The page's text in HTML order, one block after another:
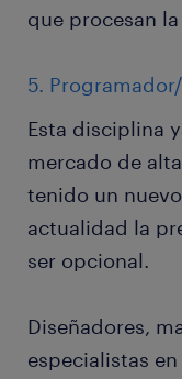
que procesan
5.
Esta disciplina
mercado de
tenido un
actualidad la
ser opcional.
Diseñadores,
especialistas